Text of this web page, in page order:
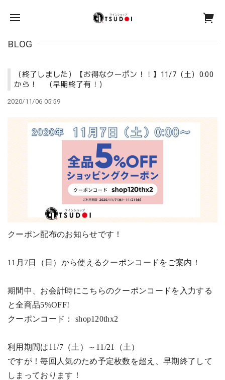
BLOG
（終了しました）【お得なクーポン！！】11/7（土）0:00
から！ （早期終了有！）
2020/11/06 05:59
クーポン配布のお知らせです！
11 月 7日（日）から使えるクーポンコードをご案内！
期間中、お会計時にこちらのクーポンコードを入力する
と全商品5%OFF!
クーポンコード：
shop120thx2
利用期間は11/7（土）～ 11/21
（土）
ですが！毎回人気のため予定枚数を超え、早期終了して
しまっております！